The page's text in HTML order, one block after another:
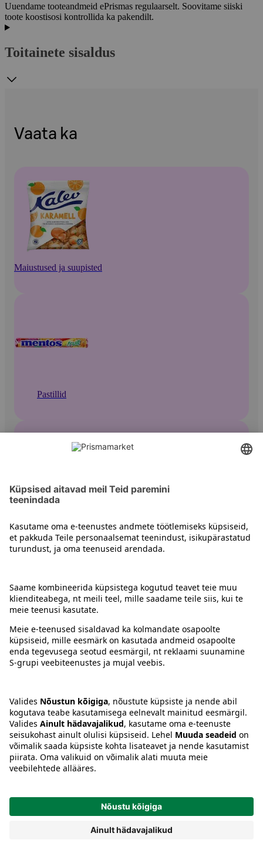
Uuendame tooteandmeid ePrismas regulaarselt. Soovitame siiski
toote koostisosi kontrollida ka pakendilt.
Toitainete sisaldus
Vaata ka
Maiustused ja suupisted
Pastillid
Kontakt
Juhised
Keel:ETENRU